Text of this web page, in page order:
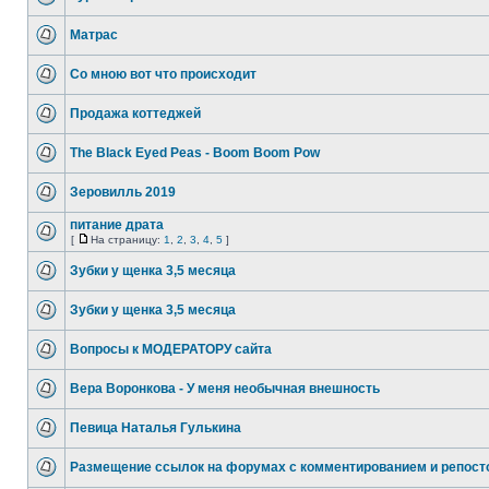
Матрас
Со мною вот что происходит
Продажа коттеджей
The Black Eyed Peas - Boom Boom Pow
Зеровилль 2019
питание драта
[ На страницу: 1 2 3 4 5 ]
Зубки у щенка 3,5 месяца
Зубки у щенка 3,5 месяца
Вопросы к МОДЕРАТОРУ сайта
Вера Воронкова - У меня необычная внешность
Певица Наталья Гулькина
Размещение ссылок на форумах с комментированием и